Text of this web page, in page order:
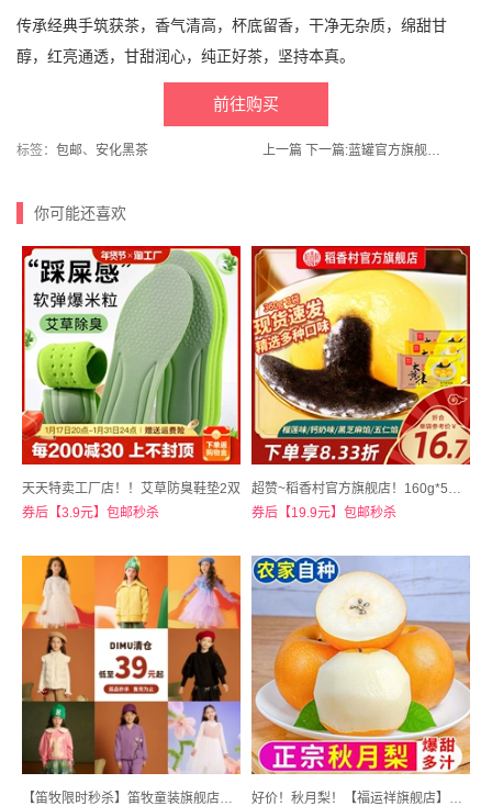
传承经典手筑获茶，香气清高，杯底留香，干净无杂质，绵甜甘
醇，红亮通透，甘甜润心，纯正好茶，坚持本真。
前往购买
标签： 包邮、 安化黑茶 上一篇 下一篇: 蓝罐官方旗舰店！曲奇908g+费列罗臻.品巧克力礼盒
你可能还喜欢
天天特卖工厂店！！艾草防臭鞋垫2双
券后【3.9元】包邮秒杀
超赞~稻香村官方旗舰店！160g*5袋！稻香村水磨汤圆3口味
券后【19.9元】包邮秒杀
【笛牧限时秒杀】笛牧童装旗舰店！2023新款秋冬装 好价！秋月梨！【福运祥旗舰店】脆甜多汁山东当季羊脂梨子